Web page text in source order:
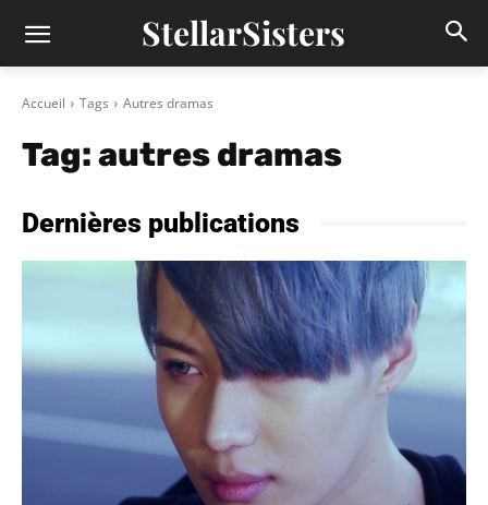
StellarSisters
Accueil Tags Autres dramas
Tag:autres dramas
Dernières publications